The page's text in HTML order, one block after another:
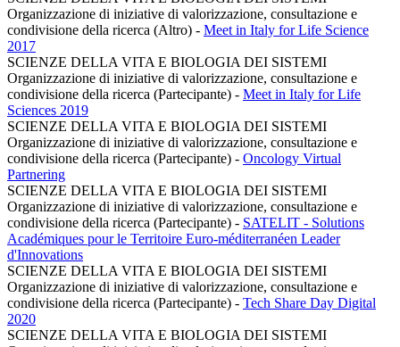
Organizzazione di iniziative di valorizzazione, consultazione e
condivisione della ricerca (Altro) - Meet in Italy for Life Science
2017
SCIENZE DELLA VITA E BIOLOGIA DEI SISTEMI
Organizzazione di iniziative di valorizzazione, consultazione e
condivisione della ricerca (Partecipante) - Meet in Italy for Life
Sciences 2019
SCIENZE DELLA VITA E BIOLOGIA DEI SISTEMI
Organizzazione di iniziative di valorizzazione, consultazione e
condivisione della ricerca (Partecipante) - Oncology Virtual
Partnering
SCIENZE DELLA VITA E BIOLOGIA DEI SISTEMI
Organizzazione di iniziative di valorizzazione, consultazione e
condivisione della ricerca (Partecipante) - SATELIT - Solutions
Académiques pour le Territoire Euro-méditerranéen Leader
d'Innovations
SCIENZE DELLA VITA E BIOLOGIA DEI SISTEMI
Organizzazione di iniziative di valorizzazione, consultazione e
condivisione della ricerca (Partecipante) - Tech Share Day Digital
2020
SCIENZE DELLA VITA E BIOLOGIA DEI SISTEMI